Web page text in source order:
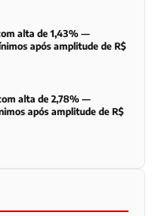
alta de 1,43% —
após amplitude de R$
alta de 2,78% —
após amplitude de R$